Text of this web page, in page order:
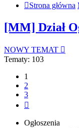
Strona główna
[MM] Dział
NOWY TEMAT
Tematy: 103
1
2
3
Ogłoszenia